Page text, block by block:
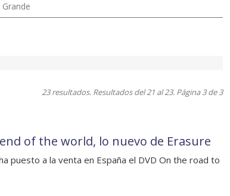
23 resultados. Resultados del 21 al 23. Página 3 de 3
of the world, lo nuevo de Erasure
puesto a la venta en España el DVD On the road to